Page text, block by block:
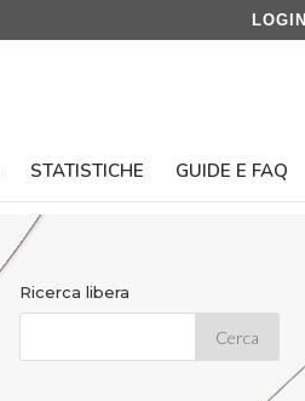
LOGIN
STATISTICHE GUIDE E FAQ
Ricerca libera